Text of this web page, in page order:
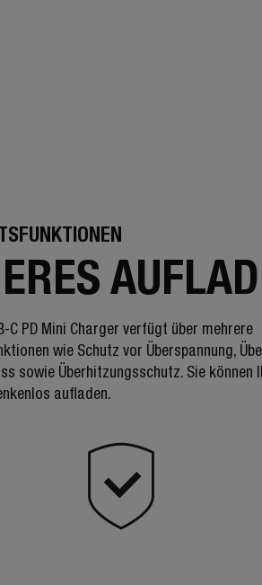
C PD Mini Charger verfügt über mehrere
wie Schutz vor Überspannung,
sowie Überhitzungsschutz. Sie können
aufladen.